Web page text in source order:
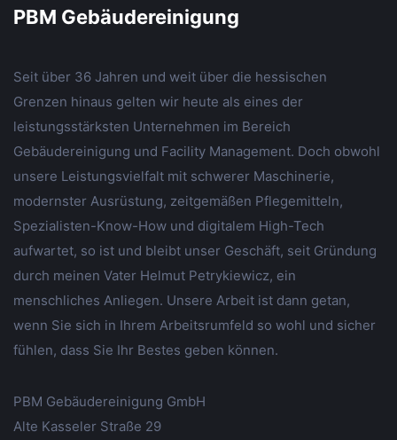
PBM Gebäudereinigung
Seit über 36 Jahren und weit über die hessischen
Grenzen hinaus gelten wir heute als eines der
leistungsstärksten Unternehmen im Bereich
Gebäudereinigung und Facility Management. Doch obwohl
unsere Leistungsvielfalt mit schwerer Maschinerie,
modernster Ausrüstung, zeitgemäßen Pflegemitteln,
Spezialisten-Know-How und digitalem High-Tech
aufwartet, so ist und bleibt unser Geschäft, seit Gründung
durch meinen Vater Helmut Petrykiewicz, ein
menschliches Anliegen. Unsere Arbeit ist dann getan,
wenn Sie sich in Ihrem Arbeitsrumfeld so wohl und sicher
fühlen, dass Sie Ihr Bestes geben können.
PBM Gebäudereinigung GmbH
Alte Kasseler Straße 29